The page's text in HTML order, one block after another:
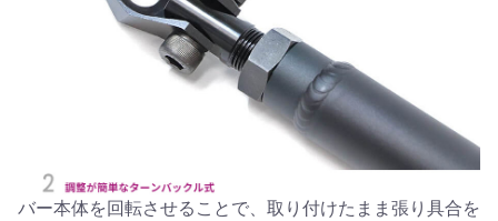
バー本体を回転させることで、取り付けたまま張り具合を